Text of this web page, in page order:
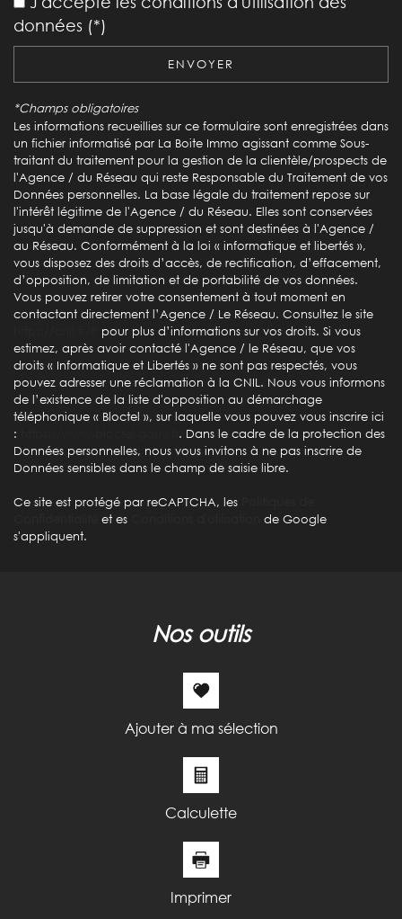
Nombre d'habitants
Propriétaires (vs. locataires)
Taxe habitation
15,94 %
Taxe foncière
Habitants de moins de 25 ans
30,93 %
Habitants de 25 à 55 ans
36,54 %
Habitants de plus de 55 ans
32,53 %
Nombre d'enfants par famille
0,94
Familles sans enfant
47,18 %
Familles avec 1 ou 2 enfants
37,44 %
Maisons
51,14 %
Appartements
48,86 %
Familles avec 3 enfants
6,47 %
données (*)
ENVOYER
*Champs obligatoires
Les informations recueillies sur ce formulaire sont enregistrées dans
un fichier informatisé par La Boite Immo agissant comme Sous-
traitant du traitement pour la gestion de la clientèle/prospects de
l'Agence / du Réseau qui reste Responsable du Traitement de vos
Données personnelles. La base légale du traitement repose sur
l'intérêt légitime de l'Agence / du Réseau. Elles sont conservées
jusqu'à demande de suppression et sont destinées à l'Agence /
au Réseau. Conformément à la loi « informatique et libertés »,
vous disposez des droits d’accès, de rectification, d’effacement,
d’opposition, de limitation et de portabilité de vos données.
Vous pouvez retirer votre consentement à tout moment en
contactant directement l’Agence / Le Réseau. Consultez le site
pour plus d’informations sur vos droits. Si vous
estimez, après avoir contacté l'Agence / le Réseau, que vos
droits « Informatique et Libertés » ne sont pas respectés, vous
pouvez adresser une réclamation à la CNIL. Nous vous informons
de l’existence de la liste d'opposition au démarchage
téléphonique « Bloctel », sur laquelle vous pouvez vous inscrire ici
:
. Dans le cadre de la protection des
Données personnelles, nous vous invitons à ne pas inscrire de
Données sensibles dans le champ de saisie libre.
Ce site est protégé par reCAPTCHA, les
et es
de Google
s'appliquent.
nos outils
Ajouter à ma sélection
Calculette
Imprimer